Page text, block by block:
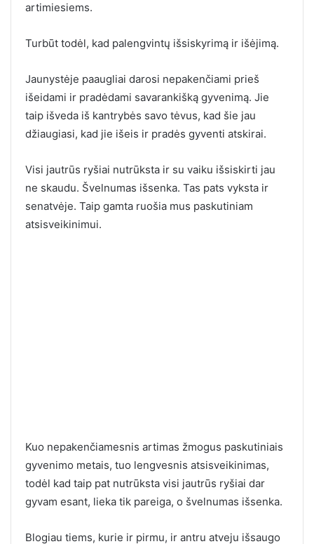
artimiesiems.
Turbūt todėl, kad palengvintų išsiskyrimą ir išėjimą.
Jaunystėje paaugliai darosi nepakenčiami prieš
išeidami ir pradėdami savarankišką gyvenimą. Jie
taip išveda iš kantrybės savo tėvus, kad šie jau
džiaugiasi, kad jie išeis ir pradės gyventi atskirai.
Visi jautrūs ryšiai nutrūksta ir su vaiku išsiskirti jau
ne skaudu. Švelnumas išsenka. Tas pats vyksta ir
senatvėje. Taip gamta ruošia mus paskutiniam
atsisveikinimui.
Kuo nepakenčiamesnis artimas žmogus paskutiniais
gyvenimo metais, tuo lengvesnis atsisveikinimas,
todėl kad taip pat nutrūksta visi jautrūs ryšiai dar
gyvam esant, lieka tik pareiga, o švelnumas išsenka.
Blogiau tiems, kurie ir pirmu, ir antru atveju išsaugo